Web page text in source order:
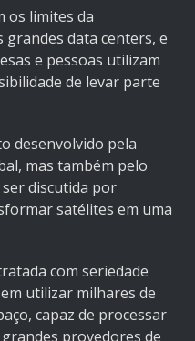
os limites da
data centers, e
e pessoas utilizam
de levar parte
desenvolvido pela
mas também pelo
ser discutida por
satélites em uma
com seriedade
utilizar milhares de
capaz de processar
provedores de